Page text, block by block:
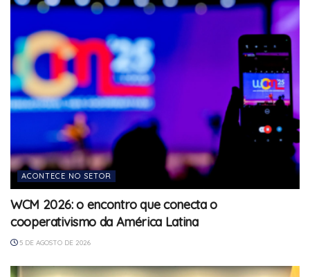
ACONTECE NO SETOR
WCM 2026: o encontro que conecta o
cooperativismo da América Latina
5 DE AGOSTO DE 2026